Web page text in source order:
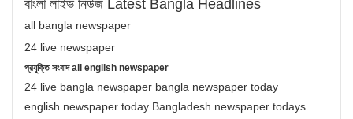
বাংলা লাইভ নিউজ Latest Bangla Headlines
all bangla newspaper
24 live newspaper
প্রযুক্তি সংবাদ all english newspaper
24 live bangla newspaper bangla newspaper today
english newspaper today Bangladesh newspaper todays